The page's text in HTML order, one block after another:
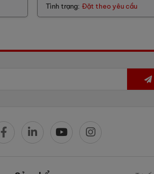
Tình trạng: Đặt theo yêu cầu